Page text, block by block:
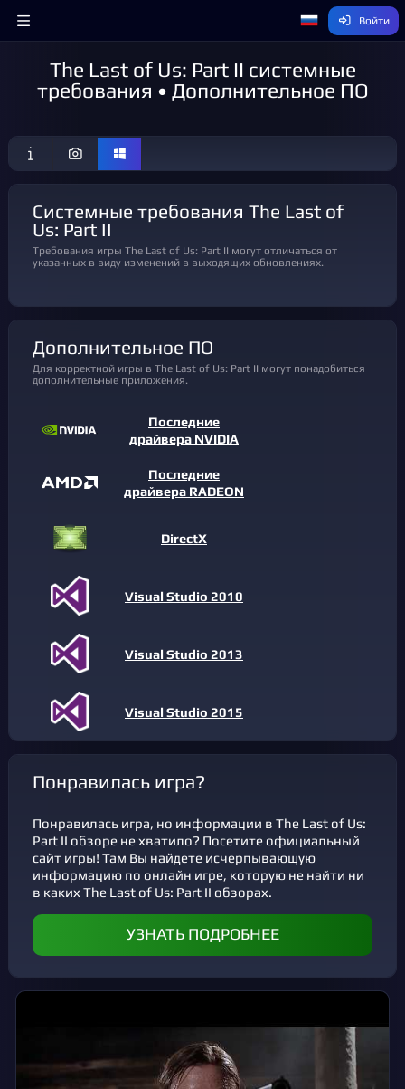
Войти
The Last of Us: Part II системные
требования • Дополнительное ПО
Системные требования The Last of
Us: Part II
Требования игры The Last of Us: Part II могут отличаться от
указанных в виду изменений в выходящих обновлениях.
Дополнительное ПО
Для корректной игры в The Last of Us: Part II могут понадобиться
дополнительные приложения.
Последние
драйвера NVIDIA
Последние
драйвера RADEON
DirectX
Visual Studio 2010
Visual Studio 2013
Visual Studio 2015
Понравилась игра?
Понравилась игра, но информации в The Last of Us:
Part II обзоре не хватило? Посетите официальный
сайт игры! Там Вы найдете исчерпывающую
информацию по онлайн игре, которую не найти ни
в каких The Last of Us: Part II обзорах.
УЗНАТЬ ПОДРОБНЕЕ